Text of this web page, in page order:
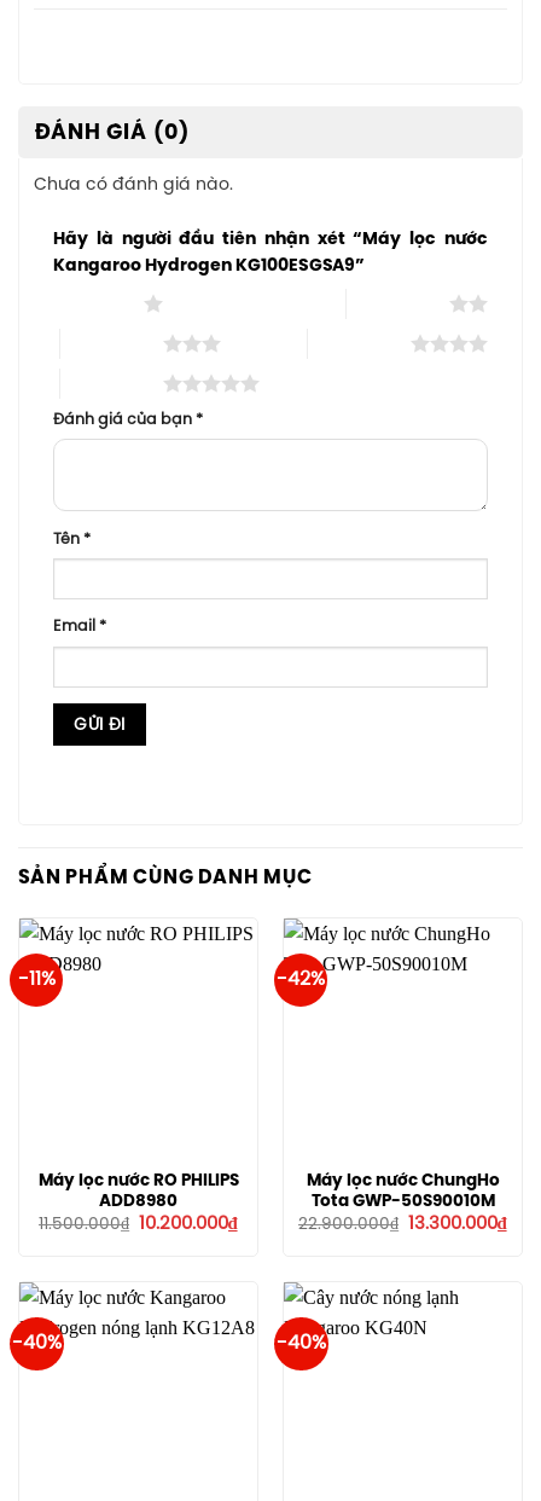
ĐÁNH GIÁ (0)
Chưa có đánh giá nào.
Hãy là người đầu tiên nhận xét “Máy lọc nước
Kangaroo Hydrogen KG100ESGSA9”
Đánh giá của bạn *
Tên *
Email *
SẢN PHẨM CÙNG DANH MỤC
-11%
Máy lọc nước RO PHILIPS
ADD8980
11.500.000₫ Giá
10.200.000₫Giá
10.200.000₫.
-42%
Máy lọc nước ChungHo
Tota GWP-50S90010M
22.900.000₫ Giá
13.300.000₫Giá
-40% -40%